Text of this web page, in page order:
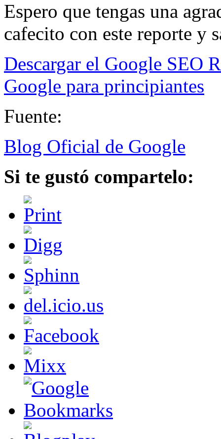
Espero que tengas una
cafecito con este reporte y
Descargar el Google SEO
Google para principiantes
Fuente:
Blog Oficial de Google
Si te gustó compartelo: